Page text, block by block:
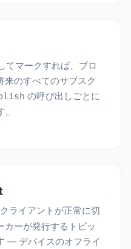
マークすれば、ブロ
来のすべてのサブスク
の呼び出しごとに
ライアントが正常に切
カーが発行するトピッ
— デバイスのオフライ